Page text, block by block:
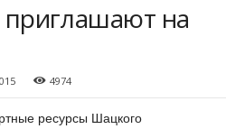
на
4974
ресурсы Шацкого